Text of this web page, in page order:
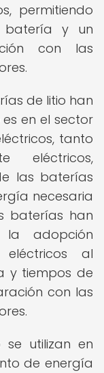
permitiendo
y un
con las
de litio han
en el sector
tanto
eléctricos,
las baterías
necesaria
baterías han
adopción
eléctricos al
y tiempos de
con las
utilizan en
de energía